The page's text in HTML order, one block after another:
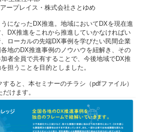
ープレイス・株式会社さとゆめ
になったDX推進。地域においてDXを現在進
DX推進をこれから推進していかなければい
ローカルの先端DX事例を学びたい民間企業
地のDX推進事例のノウハウを紐解き、その
者全員で共有することで、今後地域でDX推
担うことを目的としました。
ると、本セミナーのチラシ（pdfファイル）
けます。